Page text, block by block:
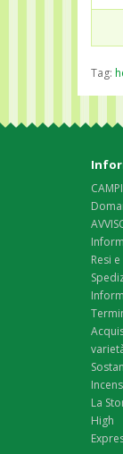
Tag:
Resi
La
High